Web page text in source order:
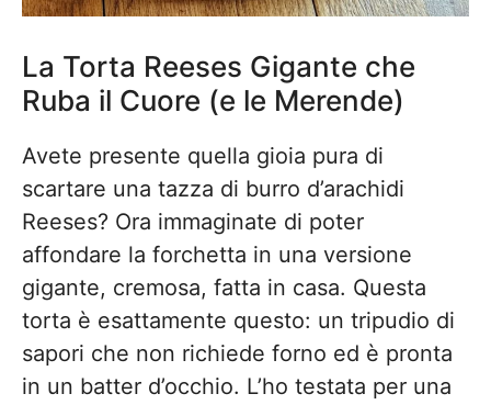
La Torta Reeses Gigante che
Ruba il Cuore (e le Merende)
Avete presente quella gioia pura di
scartare una tazza di burro d’arachidi
Reeses? Ora immaginate di poter
affondare la forchetta in una versione
gigante, cremosa, fatta in casa. Questa
torta è esattamente questo: un tripudio di
sapori che non richiede forno ed è pronta
in un batter d’occhio. L’ho testata per una